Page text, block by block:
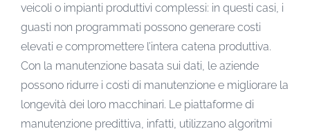
veicoli o impianti produttivi complessi: in questi casi, i
guasti non programmati possono generare costi
elevati e compromettere l’intera catena produttiva.
Con la manutenzione basata sui dati, le aziende
possono ridurre i costi di manutenzione e migliorare la
longevità dei loro macchinari. Le piattaforme di
manutenzione predittiva, infatti, utilizzano algoritmi